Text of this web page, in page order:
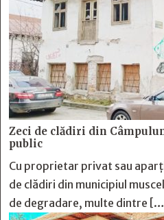
Zeci de clădiri din
public
Cu proprietar privat sau
de clădiri din municipiul
de degradare, multe dintre